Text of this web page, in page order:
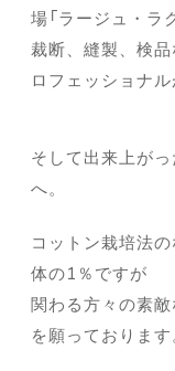
場「ラージュ・ラ
裁断、縫製、検
ロフェッショナ
そして出来上が
へ。
コットン栽培法
体の1％ですが
関わる方々の素
を願っております